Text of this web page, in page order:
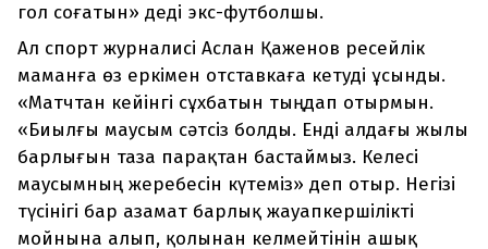
гол соғатын» деді экс-футболшы.
Ал спорт журналисі Аслан Қаженов ресейлік
маманға өз еркімен отставкаға кетуді ұсынды.
«Матчтан кейінгі сұхбатын тыңдап отырмын.
«Биылғы маусым сәтсіз болды. Енді алдағы жылы
барлығын таза парақтан бастаймыз. Келесі
маусымның жеребесін күтеміз» деп отыр. Негізі
түсінігі бар азамат барлық жауапкершілікті
мойнына алып, қолынан келмейтінін ашық